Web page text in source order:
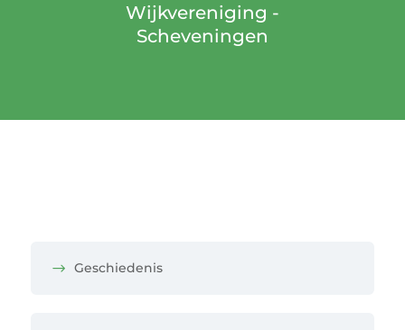
Wijkvereniging -
Scheveningen
Geschiedenis